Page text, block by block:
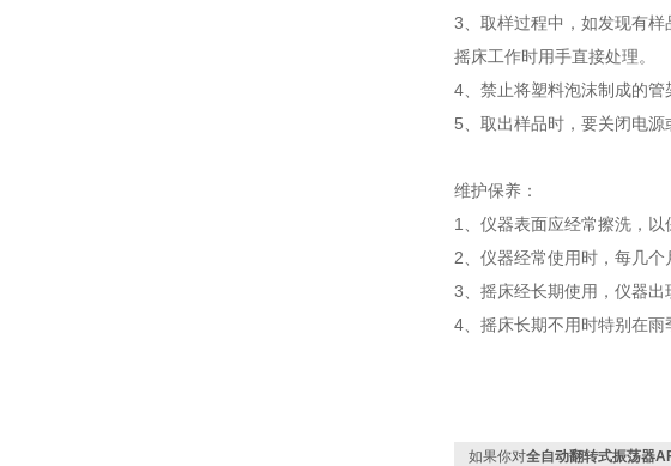
3、取样过程中，如发现有
摇床工作时用手直接处理。
4、禁止将塑料泡沫制成的管
5、取出样品时，要关闭电源
维护保养：
1、仪器表面应经常擦洗，以
2、仪器经常使用时，每几
3、摇床经长期使用，仪器出
4、摇床长期不用时特别在
如果你对全自动翻转式振荡器